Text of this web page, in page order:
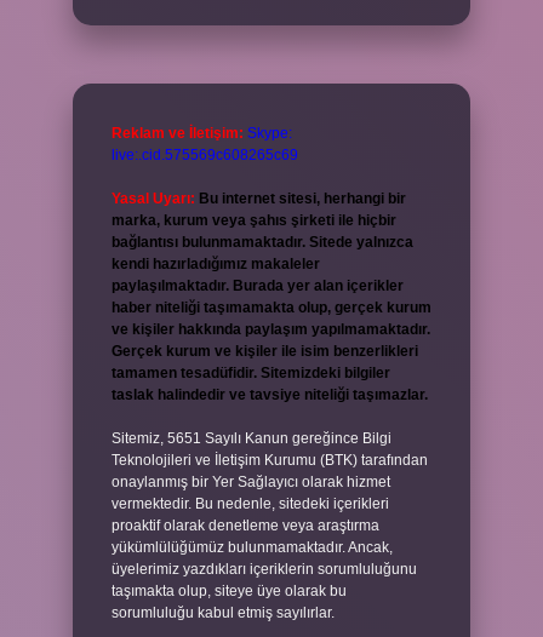
Reklam ve İletişim: Skype:
live:.cid.575569c608265c69
Yasal Uyarı: Bu internet sitesi, herhangi bir
marka, kurum veya şahıs şirketi ile hiçbir
bağlantısı bulunmamaktadır. Sitede yalnızca
kendi hazırladığımız makaleler
paylaşılmaktadır. Burada yer alan içerikler
haber niteliği taşımamakta olup, gerçek kurum
ve kişiler hakkında paylaşım yapılmamaktadır.
Gerçek kurum ve kişiler ile isim benzerlikleri
tamamen tesadüfidir. Sitemizdeki bilgiler
taslak halindedir ve tavsiye niteliği taşımazlar.
Sitemiz, 5651 Sayılı Kanun gereğince Bilgi
Teknolojileri ve İletişim Kurumu (BTK) tarafından
onaylanmış bir Yer Sağlayıcı olarak hizmet
vermektedir. Bu nedenle, sitedeki içerikleri
proaktif olarak denetleme veya araştırma
yükümlülüğümüz bulunmamaktadır. Ancak,
üyelerimiz yazdıkları içeriklerin sorumluluğunu
taşımakta olup, siteye üye olarak bu
sorumluluğu kabul etmiş sayılırlar.